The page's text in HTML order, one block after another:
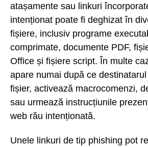
atașamente sau linkuri
intenționat poate fi deghizat în
fișiere, inclusiv programe
comprimate, documente PDF,
Office și fișiere script. În multe
apare numai după ce
fișier, activează macrocomenzi,
sau urmează instrucțiunile
web rău intenționată.
Unele linkuri de tip phishing pot